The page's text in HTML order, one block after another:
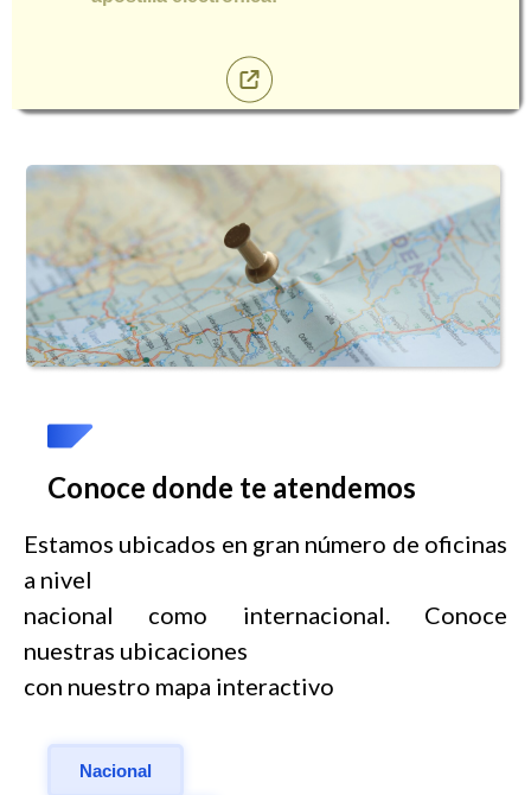
Conoce donde te atendemos
Estamos ubicados en gran número de oficinas
a nivel
nacional como internacional. Conoce
nuestras ubicaciones
con nuestro mapa interactivo
Nacional